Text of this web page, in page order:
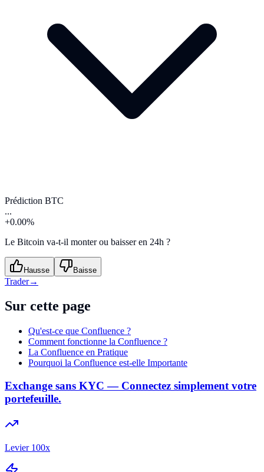
Prédiction BTC
...
+0.00%
Le Bitcoin va-t-il monter ou baisser en 24h ?
Hausse Baisse
Trader→
Sur cette page
Qu'est-ce que Confluence ?
Comment fonctionne la Confluence ?
La Confluence en Pratique
Pourquoi la Confluence est-elle Importante
Exchange sans KYC — Connectez simplement votre
portefeuille.
Levier 100x